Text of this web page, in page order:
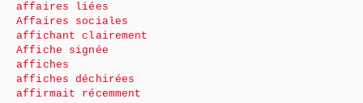
affaires liées
Affaires sociales
affichant clairement
Affiche signée
affiches
affiches déchirées
affirmait récemment